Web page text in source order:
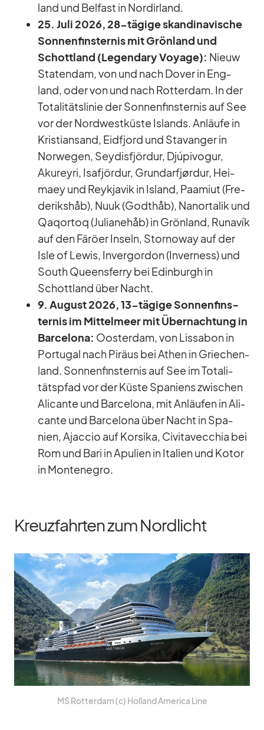
land und Bel­fast in Nord­ir­land.
25. Juli 2026, 28-tä­gige skan­di­na­vi­sche
Son­nen­fins­ter­nis mit Grön­land und
Schott­land (Le­gen­dary Voyage): Nieuw
Sta­ten­dam, von und nach Do­ver in Eng­
land, oder von und nach Rot­ter­dam. In der
To­ta­li­täts­li­nie der Son­nen­fins­ter­nis auf See
vor der Nord­west­küste Is­lands. An­läufe in
Kris­ti­an­sand, Eid­fjord und Sta­van­ger in
Nor­we­gen, Sey­dis­fjör­dur, Djúpi­vogur,
Akureyri, Isaf­jör­dur, Grund­arf­jør­dur, Hei­
maey und Reykja­vik in Is­land, Paa­miut (Fre­
de­riks­håb), Nuuk (God­thåb), Nan­or­ta­lik und
Qa­qor­toq (Ju­lia­nehåb) in Grön­land, Ru­na­vík
auf den Fä­röer In­seln, Stor­no­way auf der
Isle of Le­wis, In­ver­g­or­don (In­ver­ness) und
South Queens­ferry bei Edin­burgh in
Schott­land über Nacht.
9. Au­gust 2026, 13-tä­gige Son­nen­fins­
ter­nis im Mit­tel­meer mit Über­nach­tung in
Bar­ce­lona: Oos­ter­dam, von Lis­sa­bon in
Por­tu­gal nach Pi­räus bei Athen in Grie­chen­
land. Son­nen­fins­ter­nis auf See im To­ta­li­
täts­pfad vor der Küste Spa­ni­ens zwi­schen
Ali­cante und Bar­ce­lona, mit An­läu­fen in Ali­
cante und Bar­ce­lona über Nacht in Spa­
nien, Ajac­cio auf Kor­sika, Ci­vi­ta­vec­chia bei
Rom und Bari in Apu­lien in Ita­lien und Ko­tor
in Mon­te­ne­gro.
Kreuzfahrten zum Nordlicht
MS Rot­ter­dam (c) Hol­land Ame­rica Line